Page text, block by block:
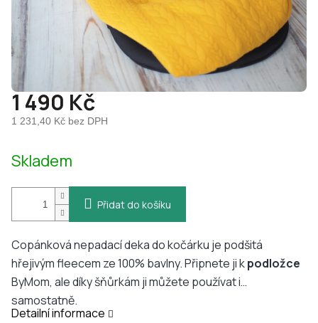
1 490 Kč
1 231,40 Kč bez DPH
cena:
Skladem
Přidat do košíku
Copánková nepadací deka do kočárku je podšitá
hřejivým fleecem ze 100% bavlny. Připnete ji kpodložce
ByMom, ale díky šňůrkám ji můžete používat i
samostatně.
Detailní informace